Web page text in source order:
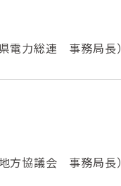
電力総連 事務局長）
方協議会 事務局長）